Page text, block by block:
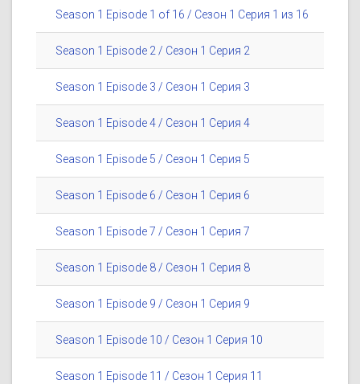
Season 1 Episode 1 of 16 / Сезон 1 Серия 1 из 16
Season 1 Episode 2 / Сезон 1 Серия 2
Season 1 Episode 3 / Сезон 1 Серия 3
Season 1 Episode 4 / Сезон 1 Серия 4
Season 1 Episode 5 / Сезон 1 Серия 5
Season 1 Episode 6 / Сезон 1 Серия 6
Season 1 Episode 7 / Сезон 1 Серия 7
Season 1 Episode 8 / Сезон 1 Серия 8
Season 1 Episode 9 / Сезон 1 Серия 9
Season 1 Episode 10 / Сезон 1 Серия 10
Season 1 Episode 11 / Сезон 1 Серия 11